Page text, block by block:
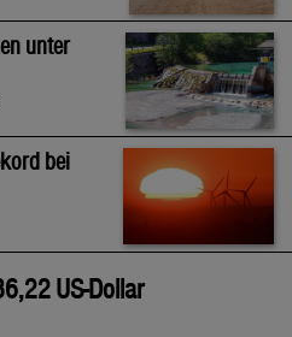
unter
bei
US-Dollar